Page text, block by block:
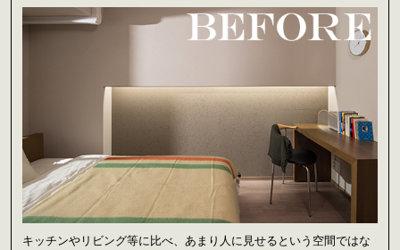
キッチンやリビング等に比べ、あまり人に見せるという空間ではな